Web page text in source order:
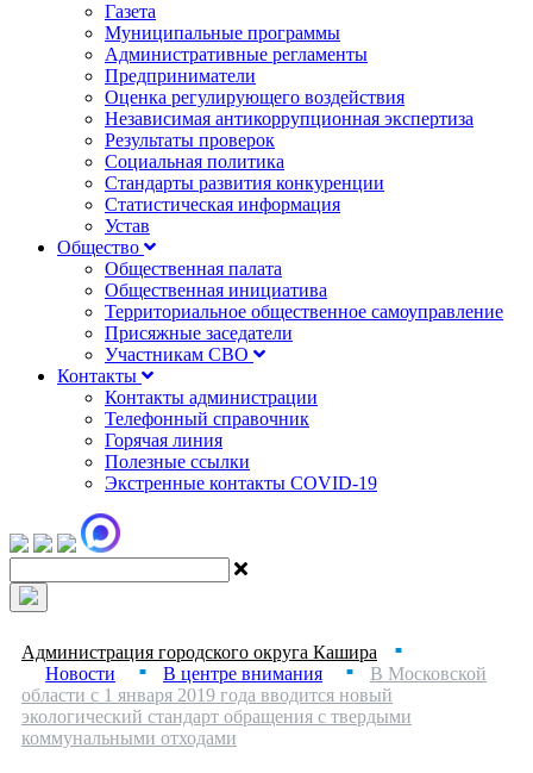
Газета
Муниципальные программы
Административные регламенты
Предприниматели
Оценка регулирующего воздействия
Независимая антикоррупционная экспертиза
Результаты проверок
Социальная политика
Стандарты развития конкуренции
Статистическая информация
Устав
Общество
Общественная палата
Общественная инициатива
Территориальное общественное самоуправление
Присяжные заседатели
Участникам СВО
Контакты
Контакты администрации
Телефонный справочник
Горячая линия
Полезные ссылки
Экстренные контакты COVID-19
Администрация городского округа Кашира ■
Новости ■ В центре внимания ■
В Московской
области с 1 января 2019 года вводится новый
экологический стандарт обращения с твердыми
коммунальными отходами